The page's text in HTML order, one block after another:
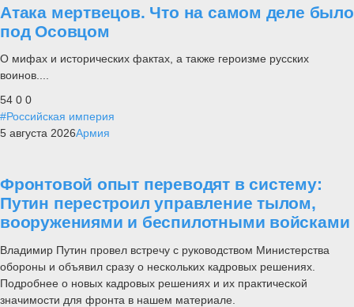
Атака мертвецов. Что на самом деле было
под Осовцом
О мифах и исторических фактах, а также героизме русских
воинов....
54 0 0
#Российская империя
5 августа 2026Армия
Фронтовой опыт переводят в систему:
Путин перестроил управление тылом,
вооружениями и беспилотными войсками
Владимир Путин провел встречу с руководством Министерства
обороны и объявил сразу о нескольких кадровых решениях.
Подробнее о новых кадровых решениях и их практической
значимости для фронта в нашем материале.